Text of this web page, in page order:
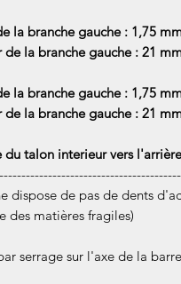
la branche gauche : 1,75
de la branche gauche : 21
la branche gauche : 1,75
de la branche gauche : 21
du talon interieur vers
dispose de pas de dents
des matières fragiles)
serrage sur l'axe de la